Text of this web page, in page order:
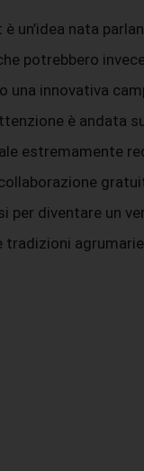
è un’idea nata
potrebbero
una innovativa
è andata
estremamente
per diventare un